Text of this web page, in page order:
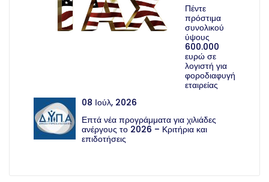
Πέντε
πρόστιμα
συνολικού
ύψους
600.000
ευρώ σε
λογιστή για
φοροδιαφυγή
εταιρείας
08 Ιούλ, 2026
Επτά νέα προγράμματα για χιλιάδες
ανέργους το 2026 – Κριτήρια και
επιδοτήσεις